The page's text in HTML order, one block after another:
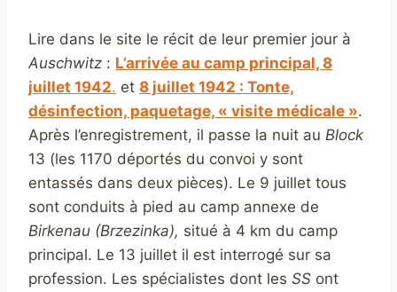
Lire dans le site le récit de leur premier jour à
Auschwitz : L’arrivée au camp principal, 8
juillet 1942. et 8 juillet 1942 : Tonte,
désinfection, paquetage, « visite médicale ».
Après l’enregistrement, il passe la nuit au Block
13 (les 1170 déportés du convoi y sont
entassés dans deux pièces). Le 9 juillet tous
sont conduits à pied au camp annexe de
Birkenau (Brzezinka), situé à 4 km du camp
principal. Le 13 juillet il est interrogé sur sa
profession. Les spécialistes dont les SS ont